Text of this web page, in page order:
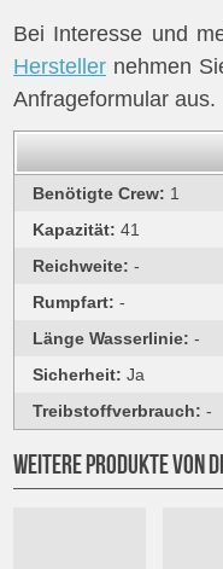
Bei Interesse und
Hersteller nehmen
Anfrageformular aus.
Benötigte Crew: 1
Kapazität: 41
Reichweite: -
Rumpfart: -
Länge Wasserlinie: -
Sicherheit: Ja
Treibstoffverbrauch: -
WEITERE PRODUKTE VON